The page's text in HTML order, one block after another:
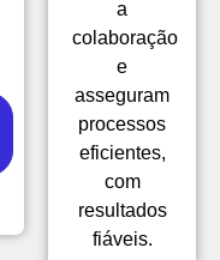
a
colaboração
e
asseguram
processos
eficientes,
com
resultados
fiáveis.